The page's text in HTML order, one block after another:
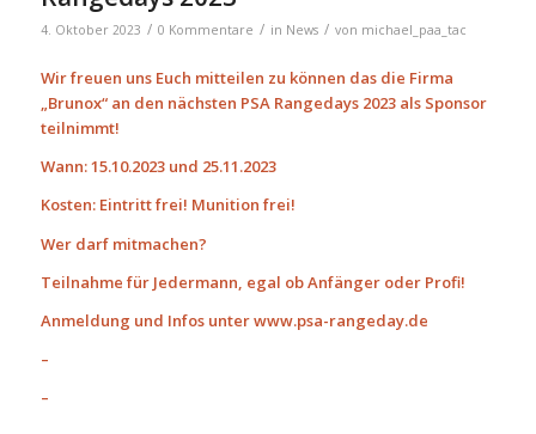
4. Oktober 2023 / 0 Kommentare / in News / von michael_paa_tac
Wir freuen uns Euch mitteilen zu können das die Firma
„Brunox“ an den nächsten PSA Rangedays 2023 als Sponsor
teilnimmt!
Wann: 15.10.2023 und 25.11.2023
Kosten: Eintritt frei! Munition frei!
Wer darf mitmachen?
Teilnahme für Jedermann, egal ob Anfänger oder Profi!
Anmeldung und Infos unter www.psa-rangeday.de
–
–